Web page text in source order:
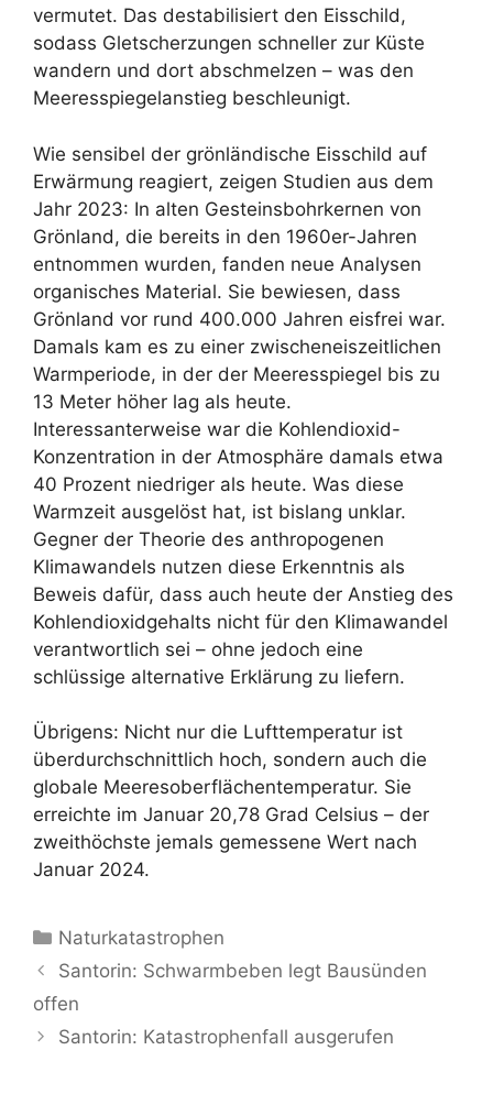
vermutet. Das destabilisiert den Eisschild,
sodass Gletscherzungen schneller zur Küste
wandern und dort abschmelzen – was den
Meeresspiegelanstieg beschleunigt.
Wie sensibel der grönländische Eisschild auf
Erwärmung reagiert, zeigen Studien aus dem
Jahr 2023: In alten Gesteinsbohrkernen von
Grönland, die bereits in den 1960er-Jahren
entnommen wurden, fanden neue Analysen
organisches Material. Sie bewiesen, dass
Grönland vor rund 400.000 Jahren eisfrei war.
Damals kam es zu einer zwischeneiszeitlichen
Warmperiode, in der der Meeresspiegel bis zu
13 Meter höher lag als heute.
Interessanterweise war die Kohlendioxid-
Konzentration in der Atmosphäre damals etwa
40 Prozent niedriger als heute. Was diese
Warmzeit ausgelöst hat, ist bislang unklar.
Gegner der Theorie des anthropogenen
Klimawandels nutzen diese Erkenntnis als
Beweis dafür, dass auch heute der Anstieg des
Kohlendioxidgehalts nicht für den Klimawandel
verantwortlich sei – ohne jedoch eine
schlüssige alternative Erklärung zu liefern.
Übrigens: Nicht nur die Lufttemperatur ist
überdurchschnittlich hoch, sondern auch die
globale Meeresoberflächentemperatur. Sie
erreichte im Januar 20,78 Grad Celsius – der
zweithöchste jemals gemessene Wert nach
Januar 2024.
Kategorien
Naturkatastrophen
Santorin: Schwarmbeben legt Bausünden
offen
Santorin: Katastrophenfall ausgerufen